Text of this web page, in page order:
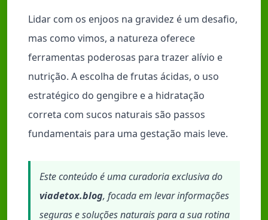
Lidar com os enjoos na gravidez é um desafio,
mas como vimos, a natureza oferece
ferramentas poderosas para trazer alívio e
nutrição. A escolha de frutas ácidas, o uso
estratégico do gengibre e a hidratação
correta com sucos naturais são passos
fundamentais para uma gestação mais leve.
Este conteúdo é uma curadoria exclusiva do
viadetox.blog, focada em levar informações
seguras e soluções naturais para a sua rotina